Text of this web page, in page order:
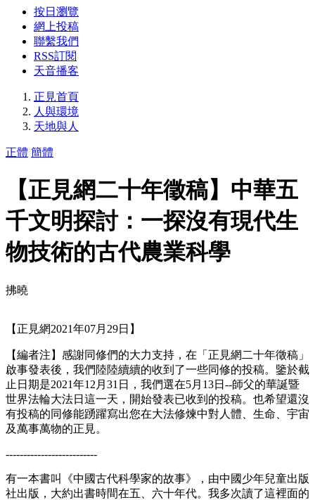
按日瀏覽
網上投稿
聯繫我們
RSS訂閱
天音播客
正見首頁
人與環境
天地與人
正體 簡體
【正見網二十年徵稿】中華五
千文明探討：一探沒有現代生
物技術的古代農業科學
拂曉
【正見網2021年07月29日】
【編者注】感謝同修們的大力支持，在「正見網二十年徵稿」
啟事發表後，我們陸陸續續的收到了一些同修的投稿。鑒於截
止日期是2021年12月31日，我們選在5月13日--師父的華誕暨
世界法輪大法日這一天，開始發表已收到的投稿。也希望還沒
有投稿的同修能踴躍寫出您在大法修煉中對人體、生命、宇宙
及萬事萬物的正見。
--------------------------
有一本書叫《中國古代科學家的故事》，由中國少年兒童出版
社出版，大約出書時間在五、六十年代。我多次讀了這裡面的